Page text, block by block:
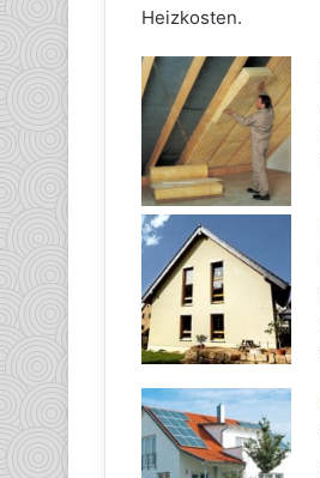
Heizkosten.